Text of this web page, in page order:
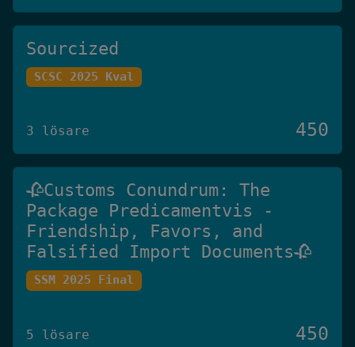
Sourcized
SCSC 2025 Kval
3 lösare 450
🥀Customs Conundrum: The
Package Predicamentvis -
Friendship, Favors, and
Falsified Import Documents🥀
SSM 2025 Final
5 lösare 450